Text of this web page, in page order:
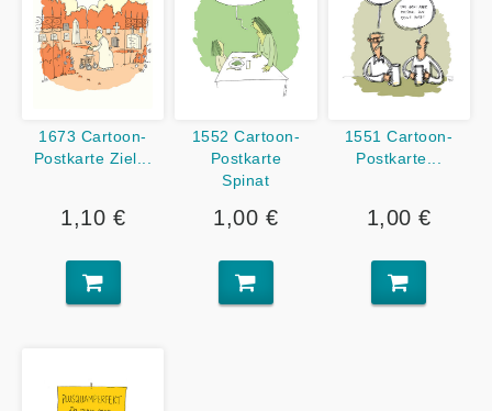
1673 Cartoon-
Postkarte Ziel...
1,10 €
1552 Cartoon-
Postkarte
Spinat
1,00 €
1551 Cartoon-
Postkarte...
1,00 €